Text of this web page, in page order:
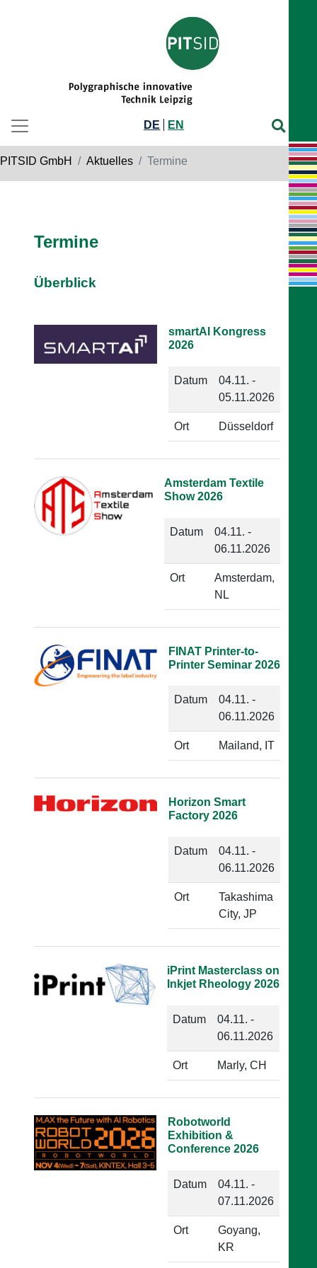
DE EN
PITSID GmbH Aktuelles Termine
Termine
Überblick
smartAI Kongress
2026
Datum
04.11. -
05.11.2026
Ort Düsseldorf
Amsterdam Textile
Show 2026
Datum
04.11. -
06.11.2026
Ort
Amsterdam,
NL
FINAT Printer-to-
Printer Seminar 2026
Datum
04.11. -
06.11.2026
Ort Mailand, IT
Horizon Smart
Factory 2026
Datum
04.11. -
06.11.2026
Ort
Takashima
City, JP
iPrint Masterclass on
Inkjet Rheology 2026
Datum
04.11. -
06.11.2026
Ort Marly, CH
Robotworld
Exhibition &
Conference 2026
Datum
04.11. -
07.11.2026
Ort
Goyang,
KR